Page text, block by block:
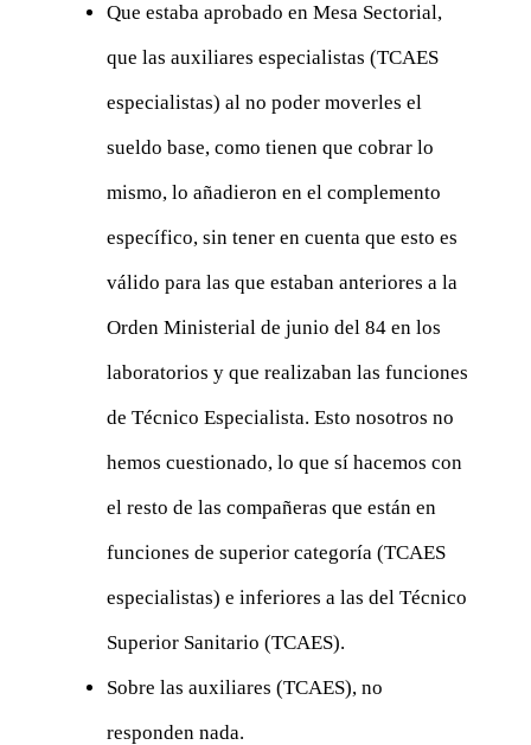
Que estaba aprobado en Mesa Sectorial,
que las auxiliares especialistas (TCAES
especialistas) al no poder moverles el
sueldo base, como tienen que cobrar lo
mismo, lo añadieron en el complemento
específico, sin tener en cuenta que esto es
válido para las que estaban anteriores a la
Orden Ministerial de junio del 84 en los
laboratorios y que realizaban las funciones
de Técnico Especialista. Esto nosotros no
hemos cuestionado, lo que sí hacemos con
el resto de las compañeras que están en
funciones de superior categoría (TCAES
especialistas) e inferiores a las del Técnico
Superior Sanitario (TCAES).
Sobre las auxiliares (TCAES), no
responden nada.